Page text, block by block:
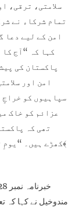
سلامتی، ترقی،
تمام شرکاء نے
امن کے لیے دعا
کہا کہ “آج
پاکستان کی
امن اور
سپاہیوں کو
عزائم کو خاک
تھی کہ
کھڑے ہیں۔ “یومِ
مندوخیل نے کہا کہ